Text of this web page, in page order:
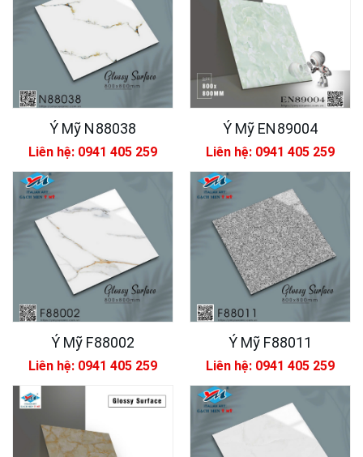
Ý Mỹ N88038
Liên hệ: 0941 405 259
Ý Mỹ EN89004
Liên hệ: 0941 405 259
Ý Mỹ F88002
Liên hệ: 0941 405 259
Ý Mỹ F88011
Liên hệ: 0941 405 259